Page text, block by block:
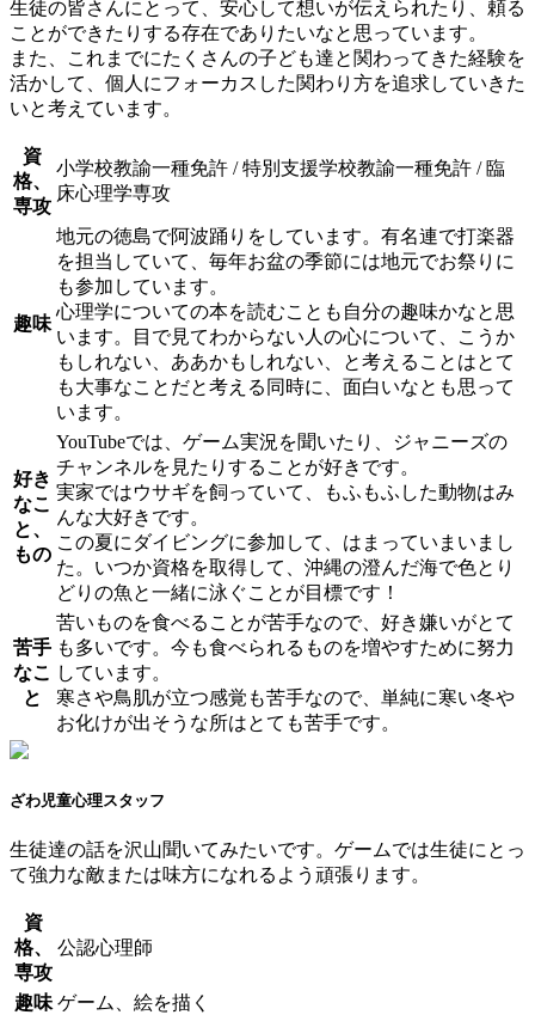
生徒の皆さんにとって、安心して想いが伝えられたり、頼る
ことができたりする存在でありたいなと思っています。
また、これまでにたくさんの子ども達と関わってきた経験を
活かして、個人にフォーカスした関わり方を追求していきた
いと考えています。
資
格、
専攻
小学校教諭一種免許 / 特別支援学校教諭一種免許 / 臨
床心理学専攻
趣味
地元の徳島で阿波踊りをしています。有名連で打楽器
を担当していて、毎年お盆の季節には地元でお祭りに
も参加しています。
心理学についての本を読むことも自分の趣味かなと思
います。目で見てわからない人の心について、こうか
もしれない、ああかもしれない、と考えることはとて
も大事なことだと考える同時に、面白いなとも思って
います。
好き
なこ
と、
もの
YouTubeでは、ゲーム実況を聞いたり、ジャニーズの
チャンネルを見たりすることが好きです。
実家ではウサギを飼っていて、もふもふした動物はみ
んな大好きです。
この夏にダイビングに参加して、はまっていまいまし
た。いつか資格を取得して、沖縄の澄んだ海で色とり
どりの魚と一緒に泳ぐことが目標です！
苦手
なこ
と
苦いものを食べることが苦手なので、好き嫌いがとて
も多いです。今も食べられるものを増やすために努力
しています。
寒さや鳥肌が立つ感覚も苦手なので、単純に寒い冬や
お化けが出そうな所はとても苦手です。
ざわ児童心理スタッフ
生徒達の話を沢山聞いてみたいです。ゲームでは生徒にとっ
て強力な敵または味方になれるよう頑張ります。
資
格、
専攻
公認心理師
趣味 ゲーム、絵を描く